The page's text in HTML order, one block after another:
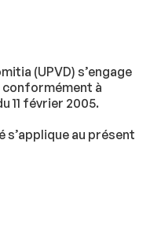
(UPVD) s’engage
conformément à
11 février 2005.
au présent